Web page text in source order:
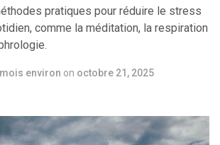
pratiques pour réduire le stress
comme la méditation, la respiration
environ on octobre 21, 2025